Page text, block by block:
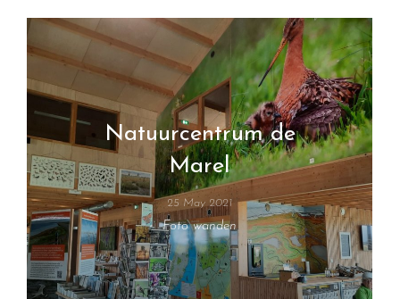
Natuurcentrum de
Marel
25 May 2021
Foto wanden